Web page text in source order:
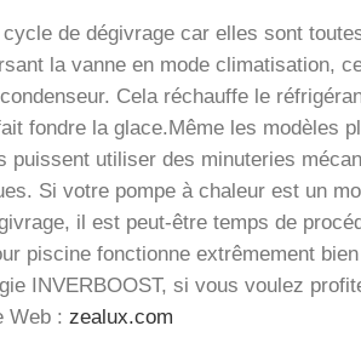
de dégivrage car elles sont
la vanne en mode climatisation,
Cela réchauffe le
fondre la glace.Même les modèles
puissent utiliser des minuteries
Si votre pompe à chaleur est un
il est peut-être temps de
piscine fonctionne extrêmement
INVERBOOST, si vous voulez
Web : zealux.com